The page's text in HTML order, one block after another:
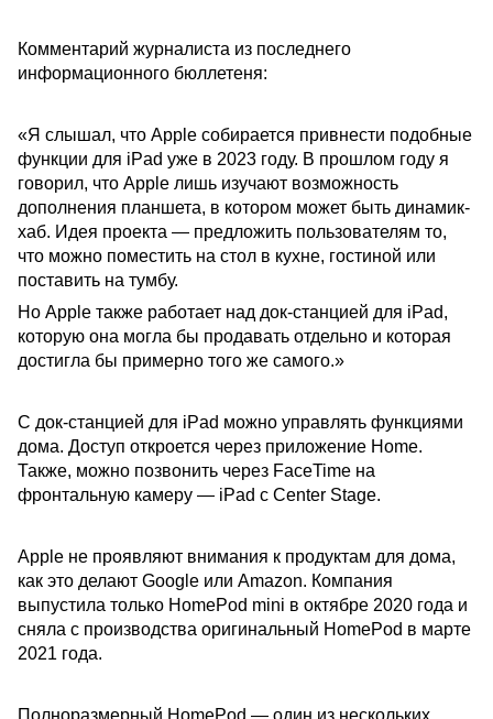
Комментарий журналиста из последнего
информационного бюллетеня:
«Я слышал, что Apple собирается привнести подобные
функции для iPad уже в 2023 году. В прошлом году я
говорил, что Apple лишь изучают возможность
дополнения планшета, в котором может быть динамик-
хаб. Идея проекта — предложить пользователям то,
что можно поместить на стол в кухне, гостиной или
поставить на тумбу.
Но Apple также работает над док-станцией для iPad,
которую она могла бы продавать отдельно и которая
достигла бы примерно того же самого.»
С док-станцией для iPad можно управлять функциями
дома. Доступ откроется через приложение Home.
Также, можно позвонить через FaceTime на
фронтальную камеру — iPad с Center Stage.
Apple не проявляют внимания к продуктам для дома,
как это делают Google или Amazon. Компания
выпустила только HomePod mini в октябре 2020 года и
сняла с производства оригинальный HomePod в марте
2021 года.